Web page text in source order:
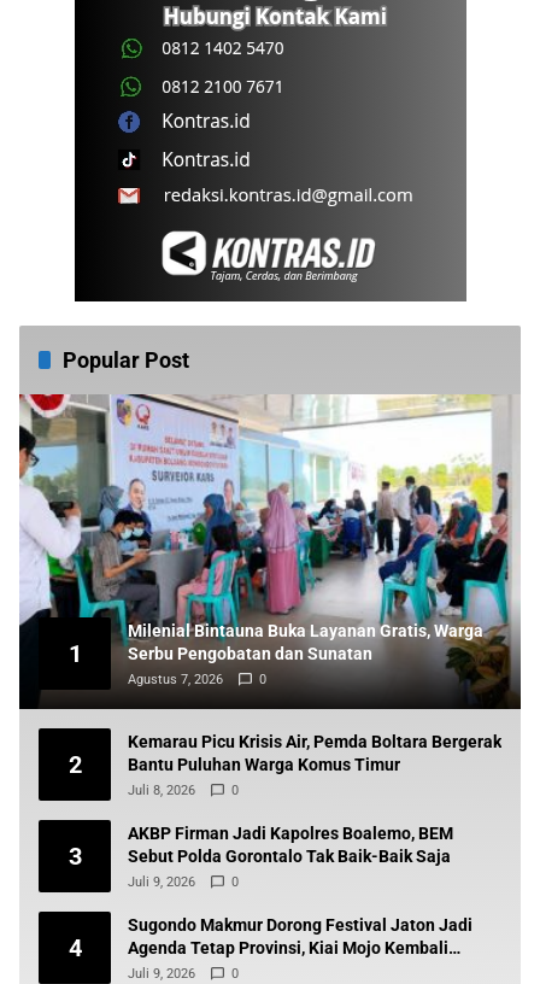
Popular Post
1
Milenial Bintauna Buka Layanan Gratis, Warga
Serbu Pengobatan dan Sunatan
Agustus 7, 2026 0
2
Kemarau Picu Krisis Air, Pemda Boltara Bergerak
Bantu Puluhan Warga Komus Timur
Juli 8, 2026 0
3
AKBP Firman Jadi Kapolres Boalemo, BEM
Sebut Polda Gorontalo Tak Baik-Baik Saja
Juli 9, 2026 0
4
Sugondo Makmur Dorong Festival Jaton Jadi
Agenda Tetap Provinsi, Kiai Mojo Kembali
Disuarakan
Juli 9, 2026 0